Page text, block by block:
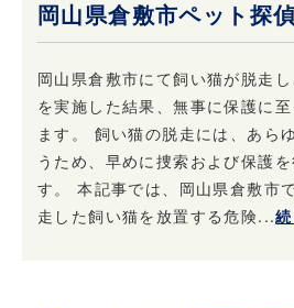
岡山県倉敷市ペット探
岡山県倉敷市にて飼い猫が脱走
を実施した結果、無事に保護に
ます。 飼い猫の脱走には、あら
うため、早めに捜索および保護
す。 本記事では、岡山県倉敷市
走した飼い猫を放置する危険...